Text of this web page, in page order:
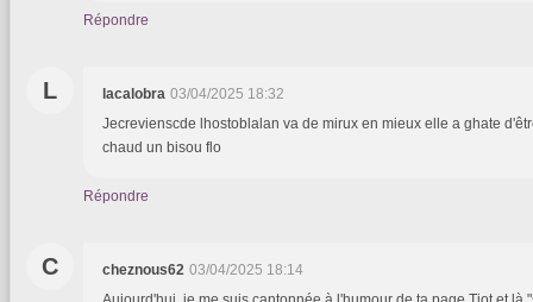
Répondre
L lacalobra 03/04/2025 18:32
Jecrevienscde lhostoblalan va de mirux en mieux elle a ghate
chaud un bisou flo
Répondre
C cheznous62 03/04/2025 18:14